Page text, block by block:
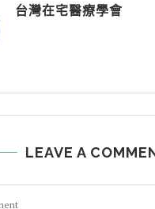
台灣在宅醫療學會
LEAVE A